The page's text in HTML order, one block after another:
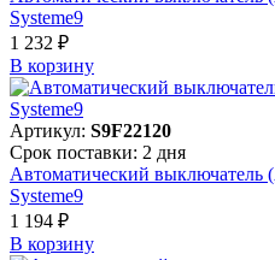
Systeme9
1 232 ₽
В корзинy
Артикул: S9F22120
Срок поставки: 2 дня
Автоматический
Systeme9
1 194 ₽
В корзинy